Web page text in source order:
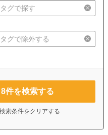
8件を検索する
索条件をクリアする